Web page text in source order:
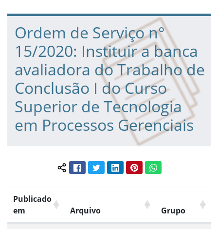
Fim da navegação
Início do conteúdo
Ordem de Serviço n°
15/2020: Instituir a banca
avaliadora do Trabalho de
Conclusão I do Curso
Superior de Tecnologia
em Processos Gerenciais
Compartilhar conteúdo:
FacebookTwitterLinkedInPinterestWhatsApp
Publicado
em
Arquivo Grupo